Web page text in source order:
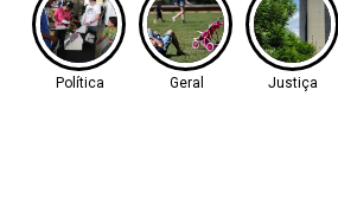
Política Geral Justiça